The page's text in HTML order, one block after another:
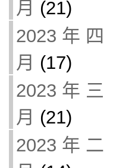
月 (21)
2023 年 四
月 (17)
2023 年 三
月 (21)
2023 年 二